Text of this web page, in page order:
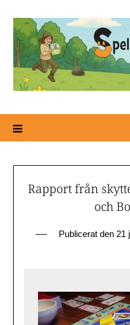
Rapport från
och
Publicerat den 21